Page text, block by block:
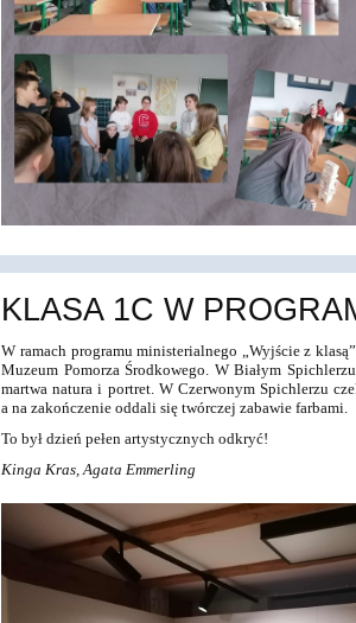
KLASA 1C W
W ramach programu ministerialnego „Wyjście z
Muzeum Pomorza Środkowego. W Białym
martwa natura i portret. W Czerwonym Spichlerzu
a na zakończenie oddali się twórczej zabawie farbami.
To był dzień pełen artystycznych odkryć!
Kinga Kras, Agata Emmerling